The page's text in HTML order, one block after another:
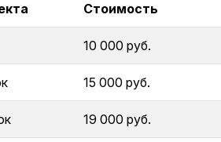
Стоимость
10 000 руб.
15 000 руб.
19 000 руб.